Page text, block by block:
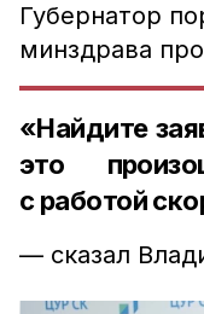
Губернатор
минздрава
«Найдите
это
с работой
— сказал